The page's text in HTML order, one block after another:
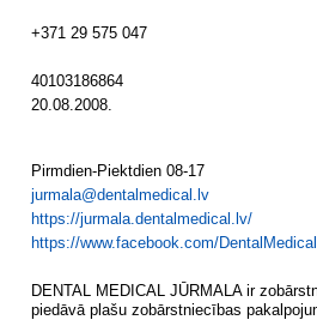
+371 29 575 047
40103186864
20.08.2008.
Pirmdien-Piektdien 08-17
jurmala@dentalmedical.lv
https://jurmala.dentalmedical.lv/
https://www.facebook.com/
DENTAL MEDICAL JŪRMALA ir
piedāvā plašu zobārstniecības